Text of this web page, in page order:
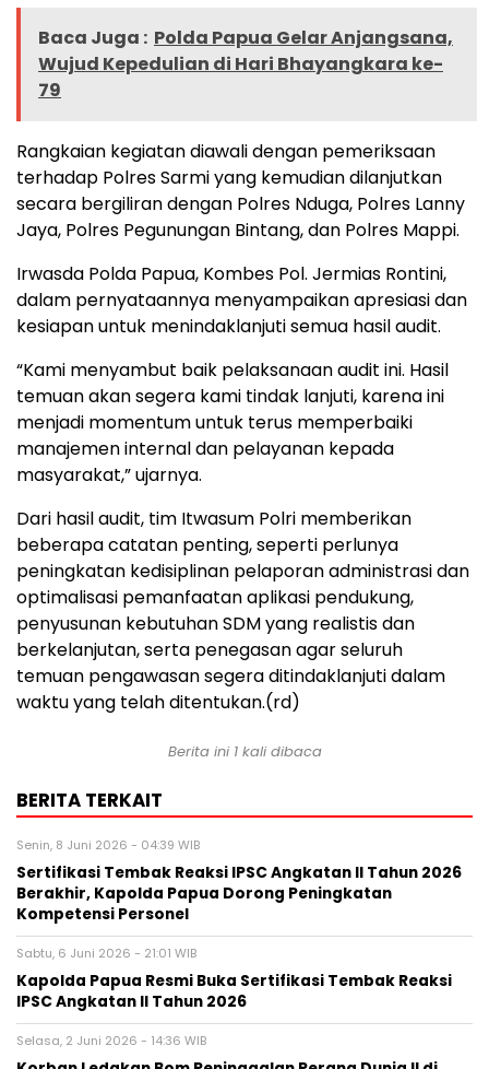
Baca Juga : Polda Papua Gelar Anjangsana,
Wujud Kepedulian di Hari Bhayangkara ke-
79
Rangkaian kegiatan diawali dengan pemeriksaan
terhadap Polres Sarmi yang kemudian dilanjutkan
secara bergiliran dengan Polres Nduga, Polres Lanny
Jaya, Polres Pegunungan Bintang, dan Polres Mappi.
Irwasda Polda Papua, Kombes Pol. Jermias Rontini,
dalam pernyataannya menyampaikan apresiasi dan
kesiapan untuk menindaklanjuti semua hasil audit.
“Kami menyambut baik pelaksanaan audit ini. Hasil
temuan akan segera kami tindak lanjuti, karena ini
menjadi momentum untuk terus memperbaiki
manajemen internal dan pelayanan kepada
masyarakat,” ujarnya.
Dari hasil audit, tim Itwasum Polri memberikan
beberapa catatan penting, seperti perlunya
peningkatan kedisiplinan pelaporan administrasi dan
optimalisasi pemanfaatan aplikasi pendukung,
penyusunan kebutuhan SDM yang realistis dan
berkelanjutan, serta penegasan agar seluruh
temuan pengawasan segera ditindaklanjuti dalam
waktu yang telah ditentukan.(rd)
Berita ini 1 kali dibaca
BERITA TERKAIT
Senin, 8 Juni 2026 - 04:39 WIB
Sertifikasi Tembak Reaksi IPSC Angkatan II Tahun 2026
Berakhir, Kapolda Papua Dorong Peningkatan
Kompetensi Personel
Sabtu, 6 Juni 2026 - 21:01 WIB
Kapolda Papua Resmi Buka Sertifikasi Tembak Reaksi
IPSC Angkatan II Tahun 2026
Selasa, 2 Juni 2026 - 14:36 WIB